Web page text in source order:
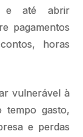
e até abrir
pagamentos
horas
vulnerável à
tempo gasto,
e perdas